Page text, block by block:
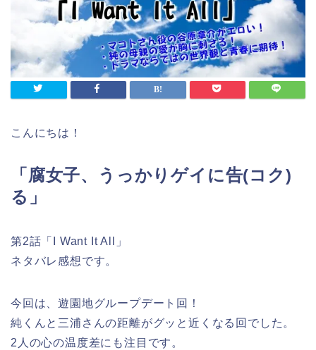
こんにちは！
「腐女子、うっかりゲイに告(コク)
る」
第2話「I Want It All」
ネタバレ感想です。
今回は、遊園地グループデート回！
純くんと三浦さんの距離がグッと近くなる回でした。
2人の心の温度差にも注目です。